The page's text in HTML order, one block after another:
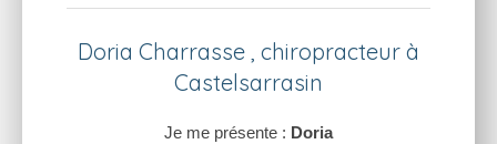
Doria Charrasse , chiropracteur à
Castelsarrasin
Je me présente : Doria